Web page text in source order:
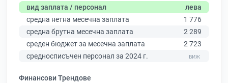
вид заплата / персонал
лева
средна нетна месечна заплата
1 776
средна брутна месечна заплата
2 289
среден бюджет за месечна заплата
2 723
средносписъчен персонал за 2024 г.
Финансови Трендове